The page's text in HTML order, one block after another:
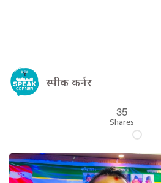
स्पीक कर्नर
35
Shares